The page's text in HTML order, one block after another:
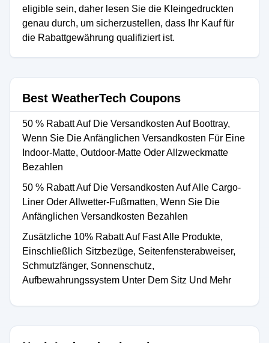
eligible sein, daher lesen Sie die Kleingedruckten
genau durch, um sicherzustellen, dass Ihr Kauf für
die Rabattgewährung qualifiziert ist.
Best WeatherTech Coupons
50 % Rabatt Auf Die Versandkosten Auf Boottray,
Wenn Sie Die Anfänglichen Versandkosten Für Eine
Indoor-Matte, Outdoor-Matte Oder Allzweckmatte
Bezahlen
50 % Rabatt Auf Die Versandkosten Auf Alle Cargo-
Liner Oder Allwetter-Fußmatten, Wenn Sie Die
Anfänglichen Versandkosten Bezahlen
Zusätzliche 10% Rabatt Auf Fast Alle Produkte,
Einschließlich Sitzbezüge, Seitenfensterabweiser,
Schmutzfänger, Sonnenschutz,
Aufbewahrungssystem Unter Dem Sitz Und Mehr